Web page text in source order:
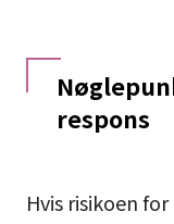
respons
Hvis risikoen